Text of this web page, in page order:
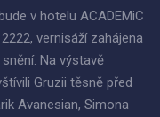
v hotelu ACADEMiC
vernisáží zahájena
Na výstavě
Gruzii těsně před
Avanesian, Simona